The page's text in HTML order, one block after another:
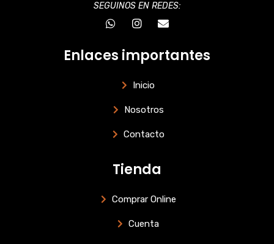
SEGUINOS EN REDES:
W
h
t
s
I
n
t
a
r
m
E
n
e
Enlaces importantes
Inicio
Nosotros
Contacto
Tienda
Comprar Online
Cuenta